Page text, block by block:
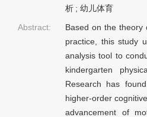
析 ; 幼儿体育
Abstract:
Based on the theory
practice, this study
analysis tool to
kindergarten
Research has
higher-order
advancement of